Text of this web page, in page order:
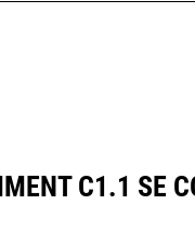
C1.1 SE